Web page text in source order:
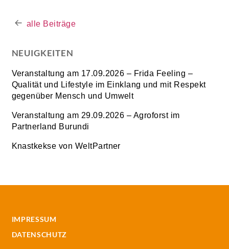
alle Beiträge
NEUIGKEITEN
Veranstaltung am 17.09.2026 – Frida Feeling –
Qualität und Lifestyle im Einklang und mit Respekt
gegenüber Mensch und Umwelt
Veranstaltung am 29.09.2026 – Agroforst im
Partnerland Burundi
Knastkekse von WeltPartner
IMPRESSUM
DATENSCHUTZ